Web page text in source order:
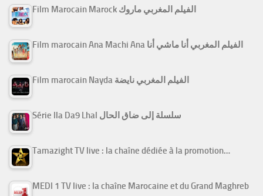
Film Marocain Marock الفيلم المغربي ماروك
Film marocain Ana Machi Ana الفيلم المغربي أنا ماشي أنا
Film marocain Nayda الفيلم المغربي نايضة
Série Ila Da9 Lhal سلسلة إلى ضاق الحال
Tamazight TV live : la chaîne dédiée à la promotion…
MEDI 1 TV live : la chaîne Marocaine et du Grand Maghreb